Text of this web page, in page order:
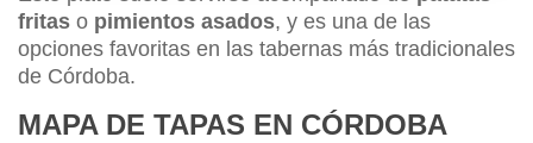
fritas o pimientos asados, y es una de las
opciones favoritas en las tabernas más tradicionales
de Córdoba.
MAPA DE TAPAS EN CÓRDOBA